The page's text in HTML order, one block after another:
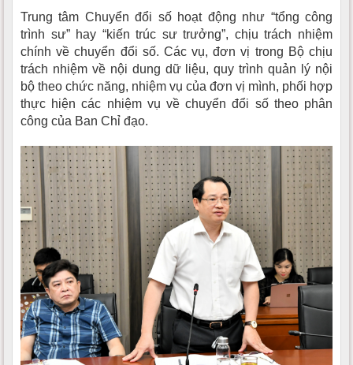
Trung tâm Chuyển đổi số hoạt động như “tổng công
trình sư” hay “kiến trúc sư trưởng”, chịu trách nhiệm
chính về chuyển đổi số. Các vụ, đơn vị trong Bộ chịu
trách nhiệm về nội dung dữ liệu, quy trình quản lý nội
bộ theo chức năng, nhiệm vụ của đơn vị mình, phối hợp
thực hiện các nhiệm vụ về chuyển đổi số theo phân
công của Ban Chỉ đạo.